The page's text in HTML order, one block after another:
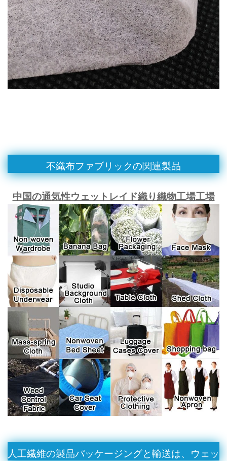
不織布ファブリックの関連製品
中国の通気性ウェットレイド織り織物工場工場
人工繊維の製品パッケージングと輸送は、ウェッ